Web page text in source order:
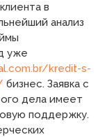
в
анализ
уже
kredit-s-
бизнес. Заявка с
дела имеет
поддержку.